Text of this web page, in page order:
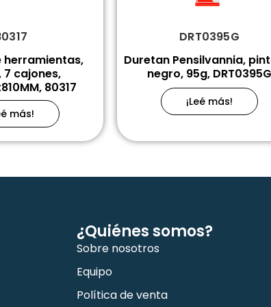
herramientas,
7 cajones,
80317
más!
DRT0395G
Duretan Pensilvannia,
negro, 95g, DRT0395G
¡Leé más!
¿Quiénes somos?
Sobre nosotros
Equipo
Política de venta